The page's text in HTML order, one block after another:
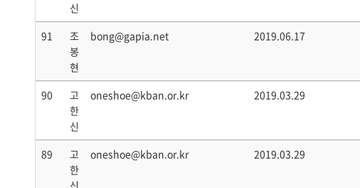
신
91
조
봉
현
bong@gapia.net 2019.06.17
90
고
한
신
oneshoe@kban.or.kr 2019.03.29
89
고
한
신
oneshoe@kban.or.kr 2019.03.29